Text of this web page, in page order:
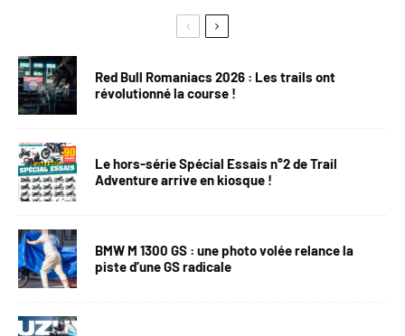
Red Bull Romaniacs 2026 : Les trails ont
révolutionné la course !
Le hors-série Spécial Essais n°2 de Trail
Adventure arrive en kiosque !
BMW M 1300 GS : une photo volée relance la
piste d’une GS radicale